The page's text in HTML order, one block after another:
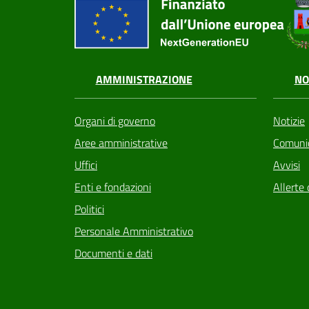
AMMINISTRAZIONE
Organi di governo
Aree amministrative
Uffici
Enti e fondazioni
Politici
Personale Amministrativo
Documenti e dati
Notizie
Avvisi
Allerte